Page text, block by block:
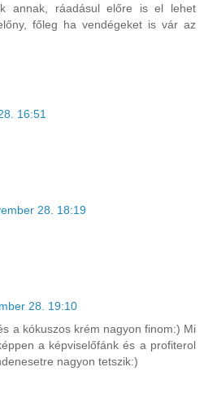
annak, ráadásul előre is el lehet
főleg ha vendégeket is vár az
16:51
28. 18:19
28. 19:10
a kókuszos krém nagyon finom:) Mi
a képviselőfánk és a profiterol
nagyon tetszik:)